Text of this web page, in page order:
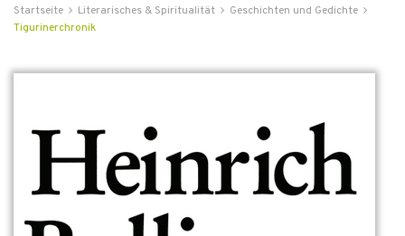
Startseite Literarisches & Spiritualität
Geschichten und Gedichte
Tigurinerchronik